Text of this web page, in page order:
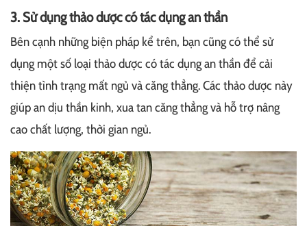
3. Sử dụng thảo dược có tác dụng an thần
Bên cạnh những biện pháp kể trên, bạn cũng có thể sử
dụng một số loại thảo dược có tác dụng an thần để cải
thiện tình trạng mất ngủ và căng thẳng. Các thảo dược này
giúp an dịu thần kinh, xua tan căng thẳng và hỗ trợ nâng
cao chất lượng, thời gian ngủ.